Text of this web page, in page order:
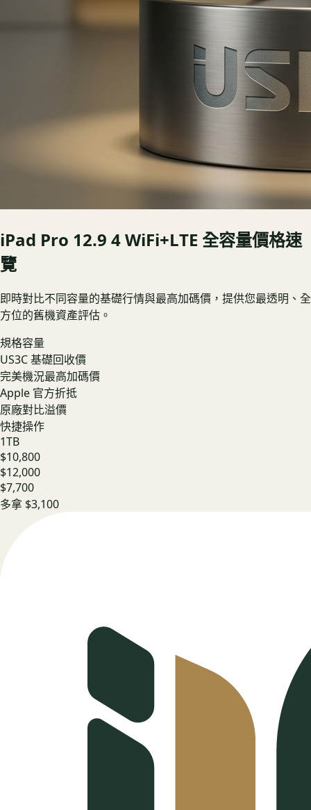
iPad Pro 12.9 4 WiFi+LTE 全容量價格速
覽
即時對比不同容量的基礎行情與最高加碼價，提供您最透明、全
方位的舊機資產評估。
規格容量
US3C 基礎回收價
完美機況最高加碼價
Apple 官方折抵
原廠對比溢價
快捷操作
1TB
$10,800
$12,000
$7,700
多拿 $3,100